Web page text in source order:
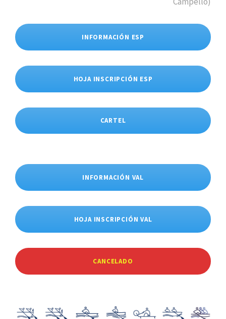
INFORMACIÓN ESP
HOJA INSCRIPCIÓN ESP
CARTEL
INFORMACIÓN VAL
HOJA INSCRIPCIÓN VAL
CANCELADO